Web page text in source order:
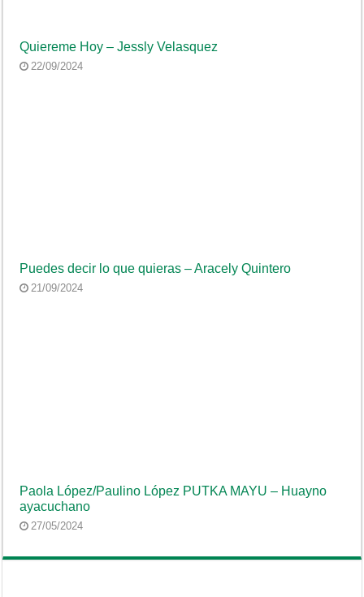
Quiereme Hoy – Jessly Velasquez
22/09/2024
Puedes decir lo que quieras – Aracely Quintero
21/09/2024
Paola López/Paulino López PUTKA MAYU – Huayno
ayacuchano
27/05/2024